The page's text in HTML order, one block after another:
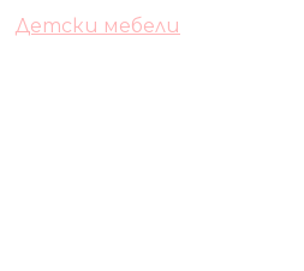
Детски мебели